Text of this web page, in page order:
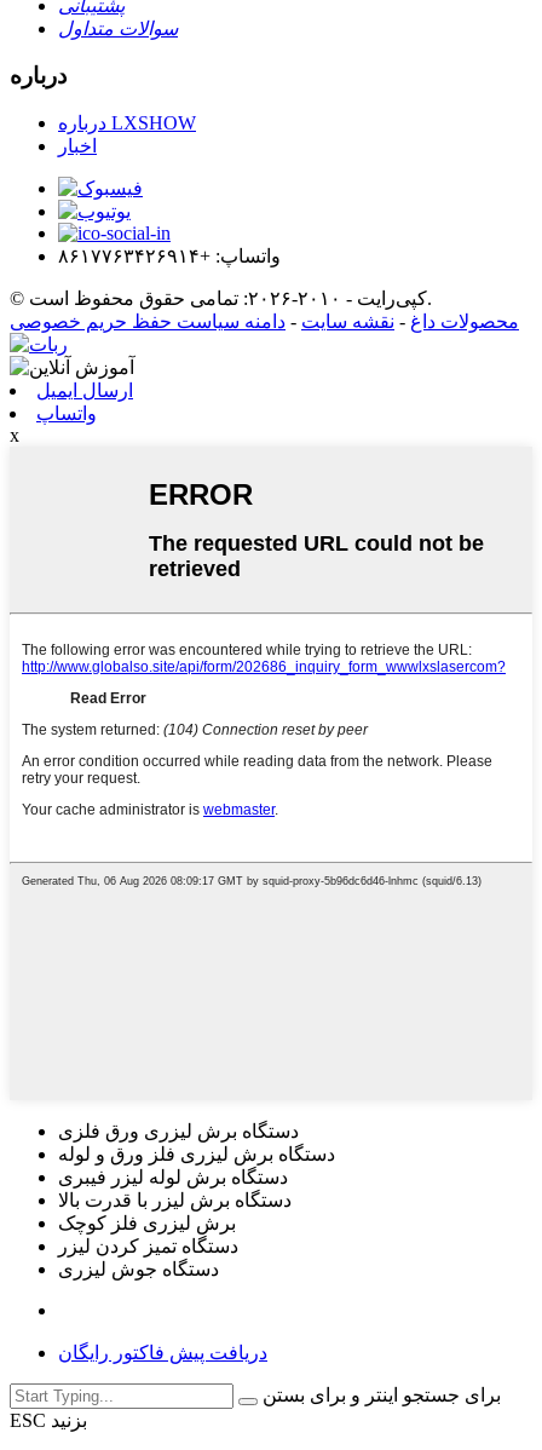
پشتیبانی
سوالات متداول
درباره
درباره LXSHOW
اخبار
واتساپ: +۸۶۱۷۷۶۳۴۲۶۹۱۴
© کپی‌رایت - ۲۰۱۰-۲۰۲۶: تمامی حقوق محفوظ است.
محصولات داغ - نقشه سایت - دامنه سیاست حفظ حریم خصوصی
ارسال ایمیل
واتساپ
x
دستگاه برش لیزری ورق فلزی
دستگاه برش لیزری فلز ورق و لوله
دستگاه برش لوله لیزر فیبری
دستگاه برش لیزر با قدرت بالا
برش لیزری فلز کوچک
دستگاه تمیز کردن لیزر
دستگاه جوش لیزری
دریافت پیش فاکتور رایگان
برای جستجو اینتر و برای بستن
ESC بزنید